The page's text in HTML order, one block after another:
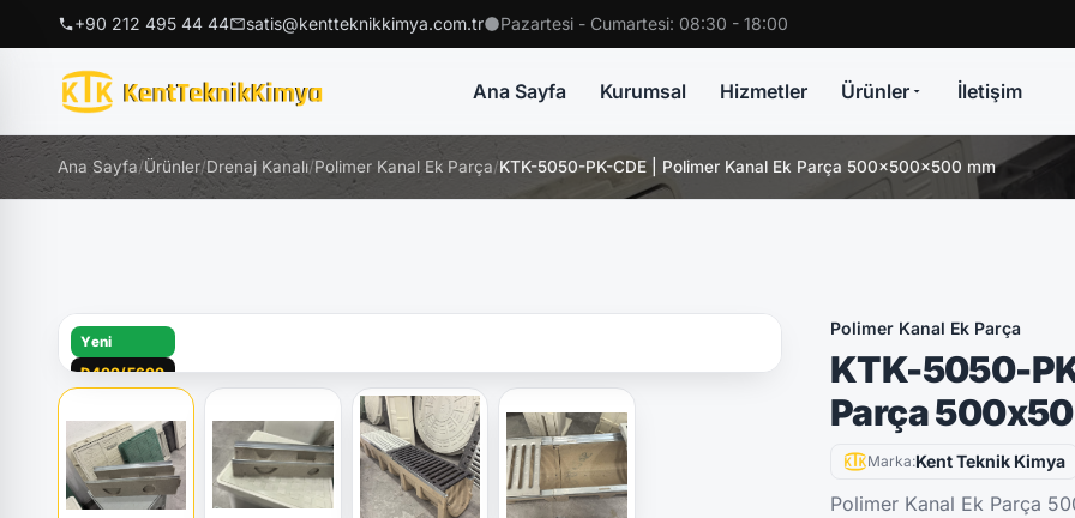
+90 212 495 44 44 satis@kentteknikkimya.com.tr Pazartesi - Cumartesi: 08:30 - 18:00
Ana Sayfa Kurumsal Hizmetler Ürünler İletişim
Ana Sayfa/Ürünler/Drenaj Kanalı/Polimer Kanal Ek Parça/KTK-5050-PK-CDE | Polimer Kanal Ek Parça 500x500x500 mm
Yeni
D400/E600
Polimer Kanal Ek Parça
KTK-5050-
Parça
Marka:Kent Teknik Kimya
Polimer Kanal Ek Parça